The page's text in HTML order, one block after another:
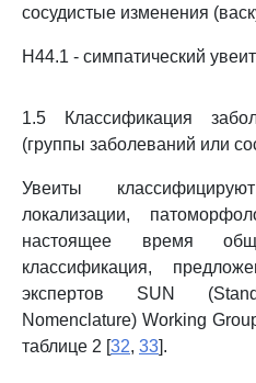
сосудистые изменения
H44.1 - симпатический увеит
1.5 Классификация
(группы заболеваний или
Увеиты
локализации,
настоящее время
классификация,
экспертов SUN
Nomenclature) Working
таблице 2 [32, 33].